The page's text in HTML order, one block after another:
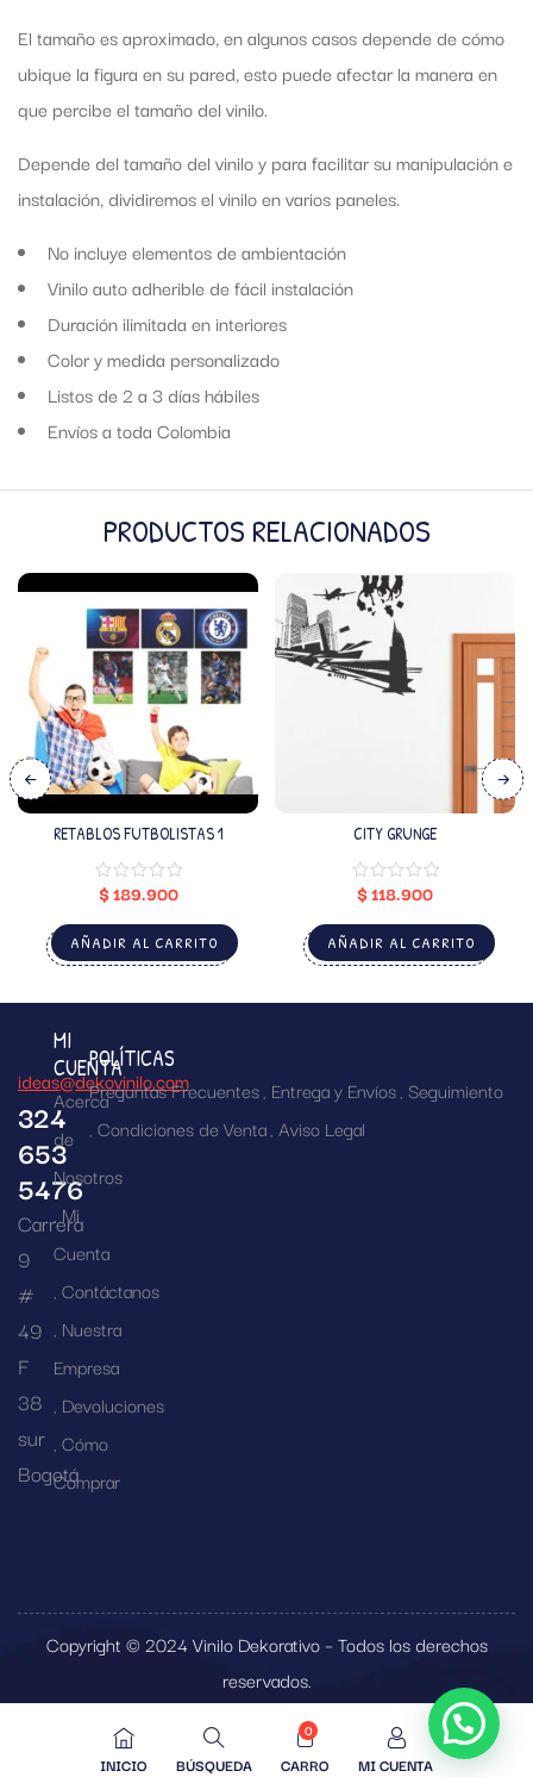
El tamaño es aproximado, en algunos casos depende de cómo
ubique la figura en su pared, esto puede afectar la manera en
que percibe el tamaño del vinilo.
Depende del tamaño del vinilo y para facilitar su manipulación e
instalación, dividiremos el vinilo en varios paneles.
No incluye elementos de ambientación
Vinilo auto adherible de fácil instalación
Duración ilimitada en interiores
Color y medida personalizado
Listos de 2 a 3 días hábiles
Envíos a toda Colombia
PRODUCTOS RELACIONADOS
RETABLOS FUTBOLISTAS 1
$189.900
AÑADIR AL CARRITO
CITY GRUNGE
$118.900
AÑADIR AL CARRITO
ideas@dekovinilo.com
324
653
5476
Carrera
9
#
49
F
38
sur
Bogotá
MI
CUENTA
Acerca
de
Nosotros
Mi
Cuenta
Contáctanos
Nuestra
Empresa
Devoluciones
Cómo
Comprar
POLÍTICAS
Preguntas Frecuentes Entrega y Envíos Seguimiento
Condiciones de Venta Aviso Legal
Copyright © 2024 Vinilo Dekorativo – Todos los derechos
reservados.
INICIO BÚSQUEDA
0
CARRO MI CUENTA